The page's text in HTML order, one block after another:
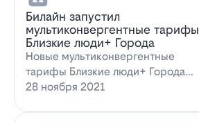
Билайн запустил
мультиконвергентные тарифы
Близкие люди+ Города
Новые мультиконвергентные
тарифы Близкие люди+ Города
от БилайнОператор Билайн радует
28 ноября 2021